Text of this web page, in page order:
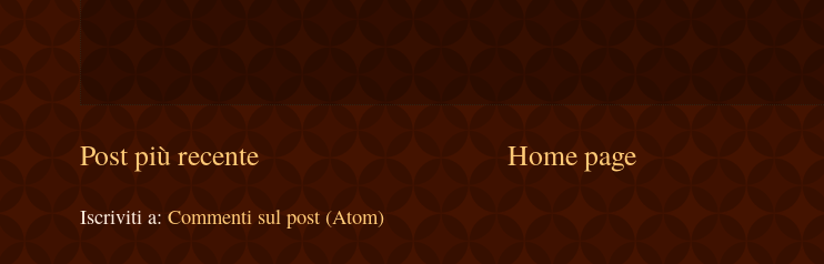
Post più recente Home page
Iscriviti a: Commenti sul post (Atom)